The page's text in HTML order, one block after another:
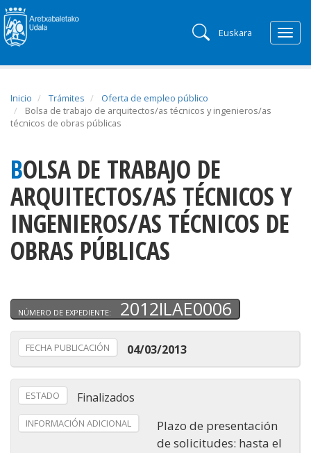
Euskara
Inicio Trámites
Oferta de empleo público
Bolsa de trabajo de arquitectos/as técnicos y ingenieros/as
técnicos de obras públicas
BOLSA DE TRABAJO DE
ARQUITECTOS/AS TÉCNICOS Y
INGENIEROS/AS TÉCNICOS DE
OBRAS PÚBLICAS
NÚMERO DE EXPEDIENTE: 2012ILAE0006
FECHA PUBLICACIÓN 04/03/2013
ESTADO Finalizados
INFORMACIÓN ADICIONAL
Plazo de presentación
de solicitudes: hasta el